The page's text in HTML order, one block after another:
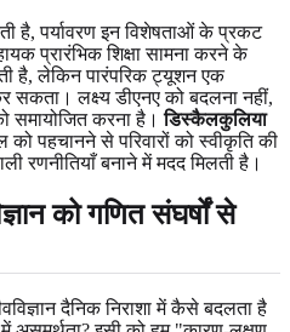
है, पर्यावरण इन विशेषताओं के प्रकट
प्रारंभिक शिक्षा सामना करने के
है, लेकिन पारंपरिक ट्यूशन एक
सकता। लक्ष्य डीएनए को बदलना नहीं,
समायोजित करना है।डिस्कैलकुलिया
पहचानने से परिवारों को स्वीकृति की
रणनीतियाँ बनाने में मदद मिलती है।
को गणित संघर्षों से
दैनिक निराशा में कैसे बदलता है